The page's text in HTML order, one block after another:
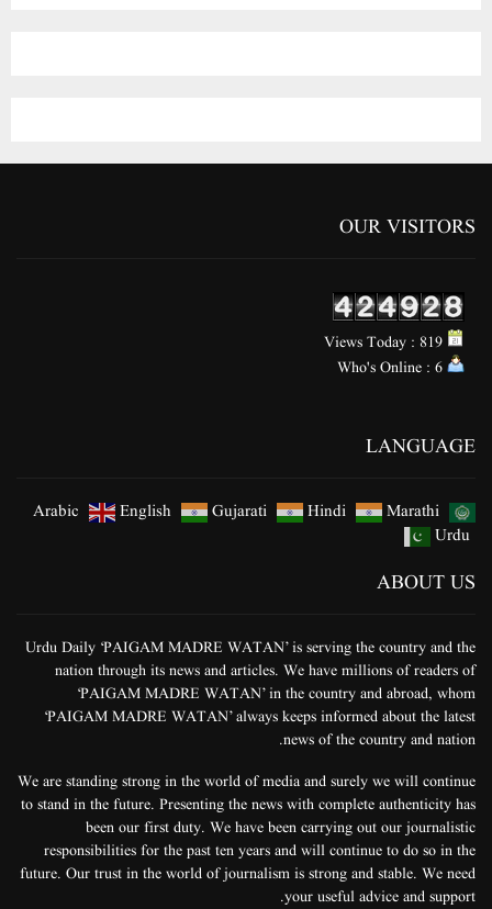
OUR VISITORS
LANGUAGE
Arabic English Gujarati Hindi
Marathi
Urdu
ABOUT US
Urdu Daily ‘PAIGAM MADRE WATAN’ is serving the country and the
nation through its news and articles. We have millions of readers of
‘PAIGAM MADRE WATAN’ in the country and abroad, whom
‘PAIGAM MADRE WATAN’ always keeps informed about the latest
news of the country and nation.
We are standing strong in the world of media and surely we will continue
to stand in the future. Presenting the news with complete authenticity has
been our first duty. We have been carrying out our journalistic
responsibilities for the past ten years and will continue to do so in the
future. Our trust in the world of journalism is strong and stable. We need
your useful advice and support.